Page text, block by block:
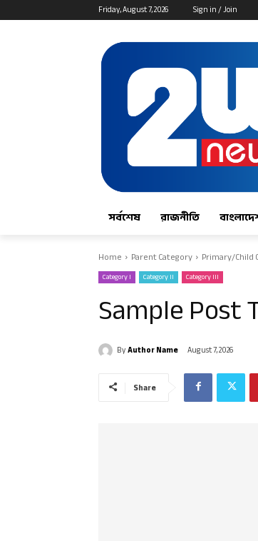
Friday, August 7, 2026 Sign in / Join
সর্বশেষ রাজনীতি
Home Parent Category Primary/Child
Category I Category II Category III
Sample Post
ByAuthor Name August 7, 2026
Share